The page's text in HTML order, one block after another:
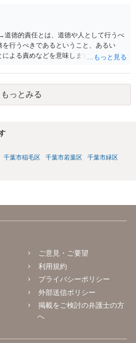
徳的責任とは、道徳や人として行うべ
行うべきであるということ、あるい
よる責めなどを意味します。 道義的責
を果たさないことで、他人からの信用
一般的にはそのような事実上の不利益
もっとみる
千葉市稲毛区 千葉市若葉区
千葉市緑区
ご意見・ご要望
利用規約
プライバシーポリシー
外部送信ポリシー
掲載をご検討の弁護士の方
へ